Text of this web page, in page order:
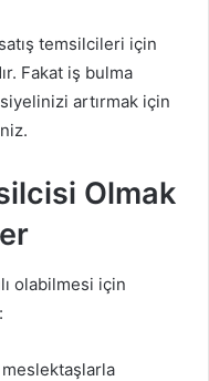
temsilcileri için
Fakat iş bulma
artırmak için
Olmak
olabilmesi için